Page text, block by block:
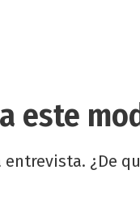
este
¿De